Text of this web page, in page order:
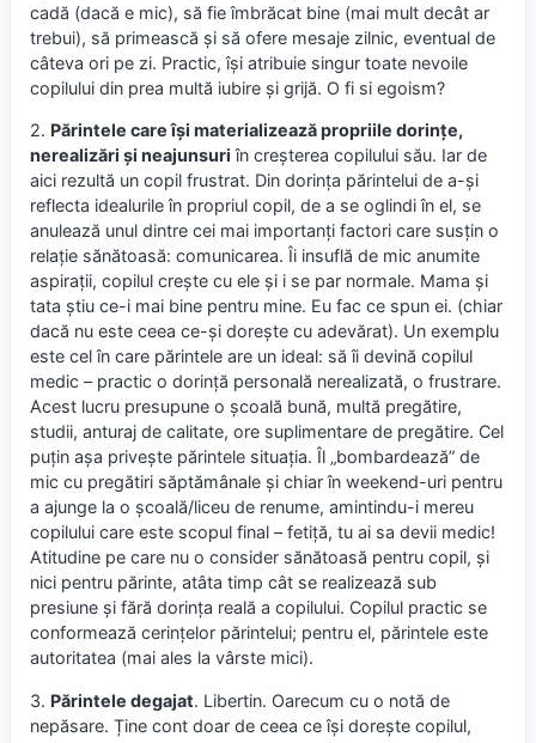
cadă (dacă e mic), să fie îmbrăcat bine (mai mult decât ar
trebui), să primească și să ofere mesaje zilnic, eventual de
câteva ori pe zi. Practic, își atribuie singur toate nevoile
copilului din prea multă iubire și grijă. O fi si egoism?
2. Părintele care își materializează propriile dorințe,
nerealizări și neajunsuri în creșterea copilului său. Iar de
aici rezultă un copil frustrat. Din dorința părintelui de a-și
reflecta idealurile în propriul copil, de a se oglindi în el, se
anulează unul dintre cei mai importanți factori care susțin o
relație sănătoasă: comunicarea. Îi insuflă de mic anumite
aspirații, copilul crește cu ele și i se par normale. Mama și
tata știu ce-i mai bine pentru mine. Eu fac ce spun ei. (chiar
dacă nu este ceea ce-și dorește cu adevărat). Un exemplu
este cel în care părintele are un ideal: să îi devină copilul
medic – practic o dorință personală nerealizată, o frustrare.
Acest lucru presupune o școală bună, multă pregătire,
studii, anturaj de calitate, ore suplimentare de pregătire. Cel
puțin așa privește părintele situația. Îl „bombardează” de
mic cu pregătiri săptămânale și chiar în weekend-uri pentru
a ajunge la o școală/liceu de renume, amintindu-i mereu
copilului care este scopul final – fetiță, tu ai sa devii medic!
Atitudine pe care nu o consider sănătoasă pentru copil, și
nici pentru părinte, atâta timp cât se realizează sub
presiune și fără dorința reală a copilului. Copilul practic se
conformează cerințelor părintelui; pentru el, părintele este
autoritatea (mai ales la vârste mici).
3. Părintele degajat. Libertin. Oarecum cu o notă de
nepăsare. Ține cont doar de ceea ce își dorește copilul,